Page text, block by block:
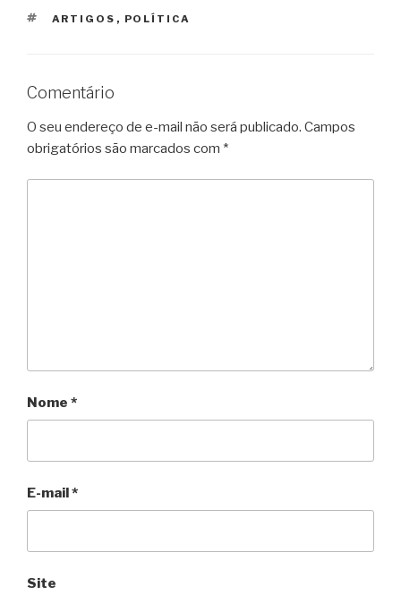
TAGS
ARTIGOS , POLÍTICA
Comentário
O seu endereço de e-mail não será publicado. Campos
obrigatórios são marcados com *
Nome *
E-mail*
Site